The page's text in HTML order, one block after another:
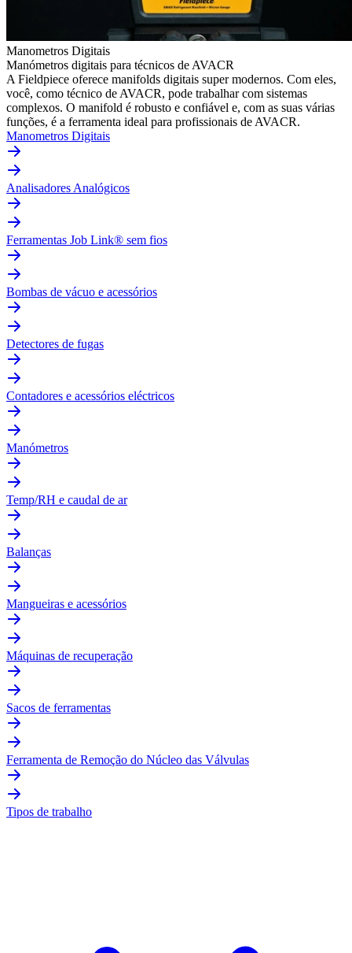
Manometros Digitais
Manómetros digitais para técnicos de AVACR
A Fieldpiece oferece manifolds digitais super modernos. Com eles,
você, como técnico de AVACR, pode trabalhar com sistemas
complexos. O manifold é robusto e confiável e, com as suas várias
funções, é a ferramenta ideal para profissionais de AVACR.
Manometros Digitais
Analisadores Analógicos
Ferramentas Job Link® sem fios
Bombas de vácuo e acessórios
Detectores de fugas
Contadores e acessórios eléctricos
Manómetros
Temp/RH e caudal de ar
Balanças
Mangueiras e acessórios
Máquinas de recuperação
Sacos de ferramentas
Ferramenta de Remoção do Núcleo das Válvulas
Tipos de trabalho